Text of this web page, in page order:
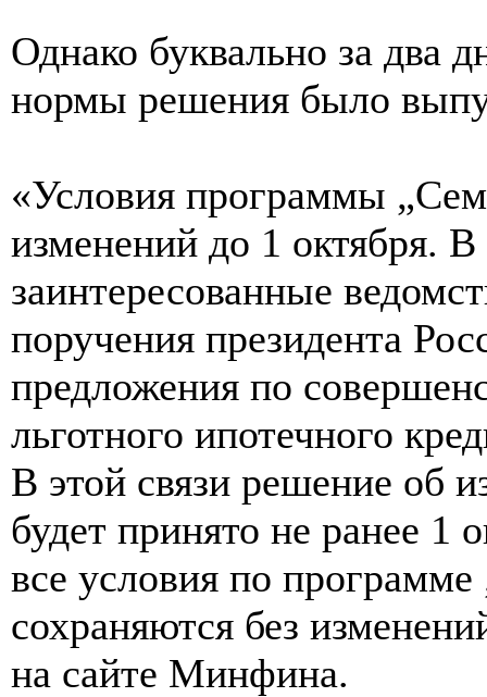
Однако буквально за два
нормы решения было
«Условия программы
изменений до 1 октября.
заинтересованные
поручения президента
предложения по
льготного ипотечного
В этой связи решение об
будет принято не ранее 1
все условия по
сохраняются без
на сайте Минфина.